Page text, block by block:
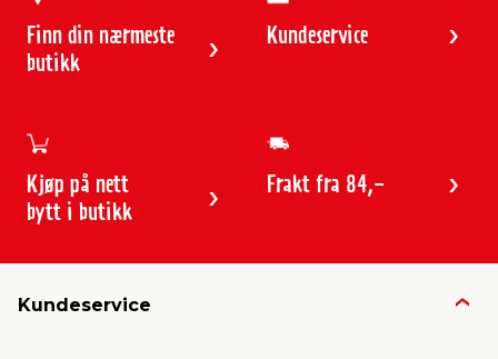
Finn din nærmeste
butikk
Kundeservice
Kjøp på nett
bytt i butikk
Frakt fra 84,-
Kundeservice